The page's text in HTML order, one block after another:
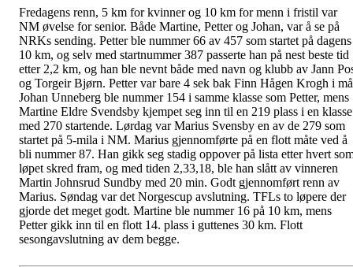
Fredagens renn, 5 km for kvinner og 10 km for menn i fristil var
NM øvelse for senior. Både Martine, Petter og Johan, var å se på
NRKs sending. Petter ble nummer 66 av 457 som startet på dagens
10 km, og selv med startnummer 387 passerte han på nest beste tid
etter 2,2 km, og han ble nevnt både med navn og klubb av Jann
og Torgeir Bjørn. Petter var bare 4 sek bak Finn Hågen Krogh i
Johan Unneberg ble nummer 154 i samme klasse som Petter, mens
Martine Eldre Svendsby kjempet seg inn til en 219 plass i en klasse
med 270 startende. Lørdag var Marius Svensby en av de 279 som
startet på 5-mila i NM. Marius gjennomførte på en flott måte ved å
bli nummer 87. Han gikk seg stadig oppover på lista etter hvert
løpet skred fram, og med tiden 2,33,18, ble han slått av vinneren
Martin Johnsrud Sundby med 20 min. Godt gjennomført renn av
Marius. Søndag var det Norgescup avslutning. TFLs to løpere der
gjorde det meget godt. Martine ble nummer 16 på 10 km, mens
Petter gikk inn til en flott 14. plass i guttenes 30 km. Flott
sesongavslutning av dem begge.